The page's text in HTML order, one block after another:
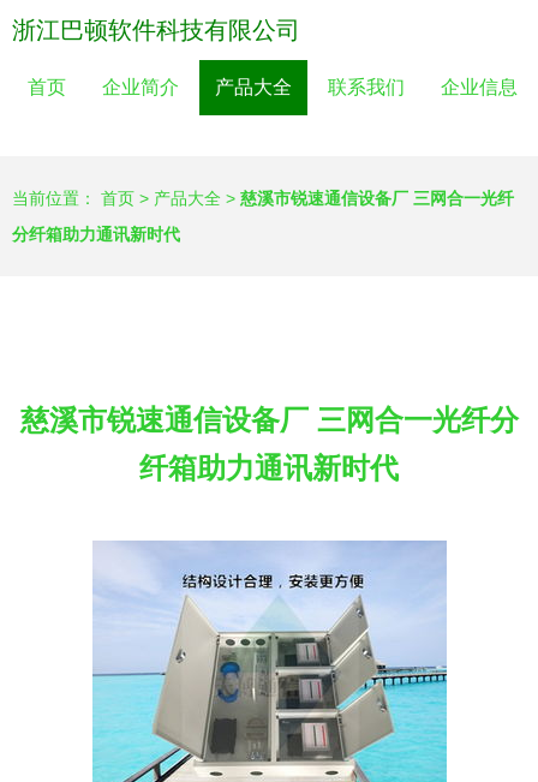
浙江巴顿软件科技有限公司
首页 企业简介 产品大全 联系我们 企业信息
当前位置： 首页 > 产品大全 > 慈溪市锐速通信设备厂 三网合一光纤
分纤箱助力通讯新时代
慈溪市锐速通信设备厂 三网合一光纤分
纤箱助力通讯新时代